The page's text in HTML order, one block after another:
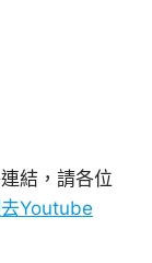
結，請各位
Youtube